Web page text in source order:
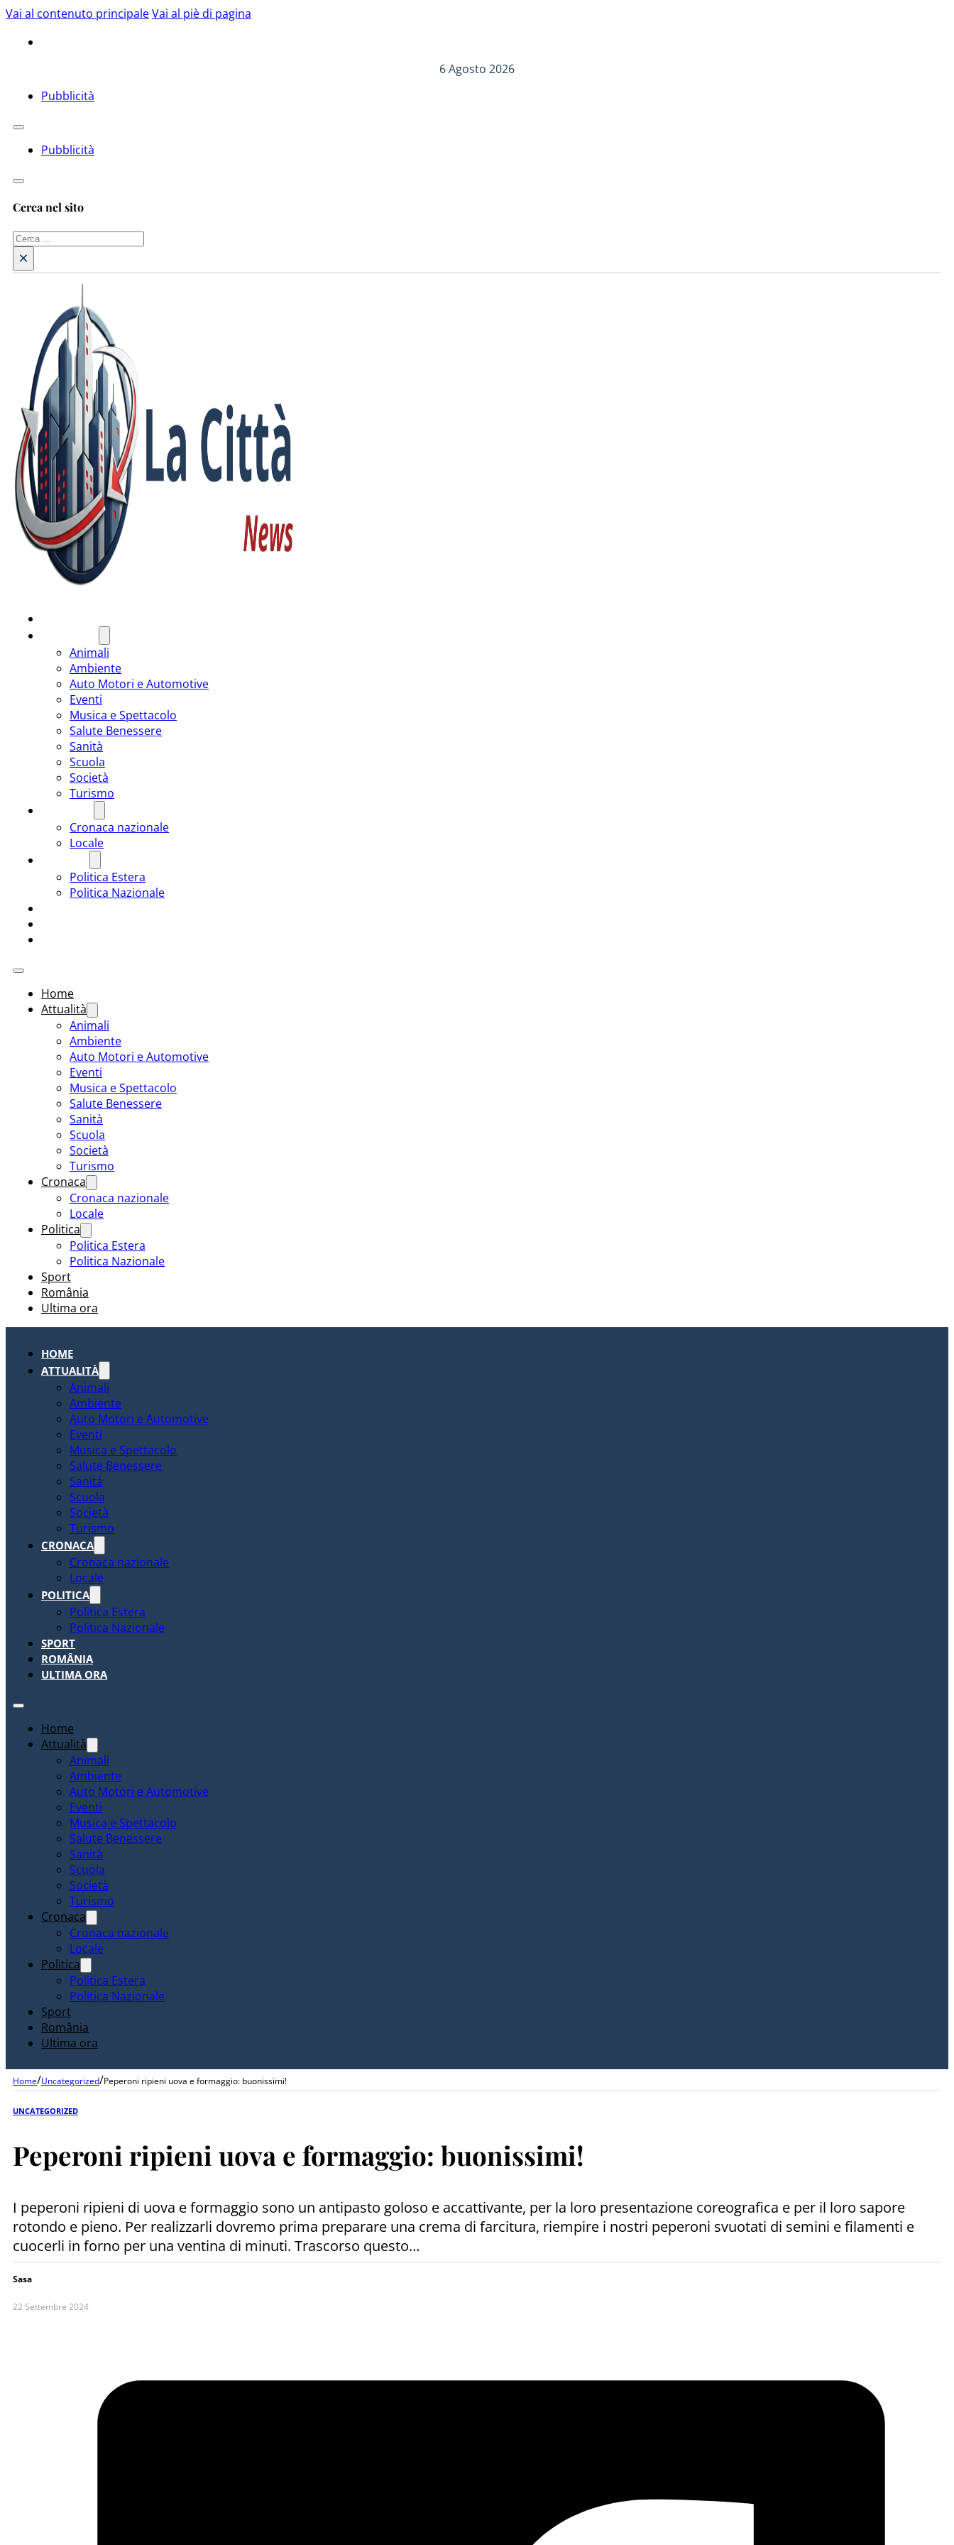
Vai al contenuto principaleVai al piè di pagina
6 Agosto 2026
Pubblicità
Pubblicità
Cerca nel sito
Cerca
×
Animali
Ambiente
Auto Motori e Automotive
Eventi
Musica e Spettacolo
Salute Benessere
Sanità
Scuola
Società
Turismo
Cronaca nazionale
Locale
Politica Estera
Politica Nazionale
Home
Attualità
Animali
Ambiente
Auto Motori e Automotive
Eventi
Musica e Spettacolo
Salute Benessere
Sanità
Scuola
Società
Turismo
Cronaca
Cronaca nazionale
Locale
Politica
Politica Estera
Politica Nazionale
Sport
România
Ultima ora
HOME
ATTUALITÀ
Animali
Ambiente
Auto Motori e Automotive
Eventi
Musica e Spettacolo
Salute Benessere
Sanità
Scuola
Società
Turismo
CRONACA
Cronaca nazionale
Locale
POLITICA
Politica Estera
Politica Nazionale
SPORT
ROMÂNIA
ULTIMA ORA
Home
Attualità
Animali
Ambiente
Auto Motori e Automotive
Eventi
Musica e Spettacolo
Salute Benessere
Sanità
Scuola
Società
Turismo
Cronaca
Cronaca nazionale
Locale
Politica
Politica Estera
Politica Nazionale
Sport
România
Ultima ora
Home/Uncategorized/Peperoni ripieni uova e formaggio: buonissimi!
UNCATEGORIZED
Peperoni ripieni uova e formaggio: buonissimi!
I peperoni ripieni di uova e formaggio sono un antipasto goloso e accattivante, per la loro presentazione coreografica e per il loro sapore
rotondo e pieno. Per realizzarli dovremo prima preparare una crema di farcitura, riempire i nostri peperoni svuotati di semini e filamenti e
cuocerli in forno per una ventina di minuti. Trascorso questo…
Sasa
22 Settembre 2024